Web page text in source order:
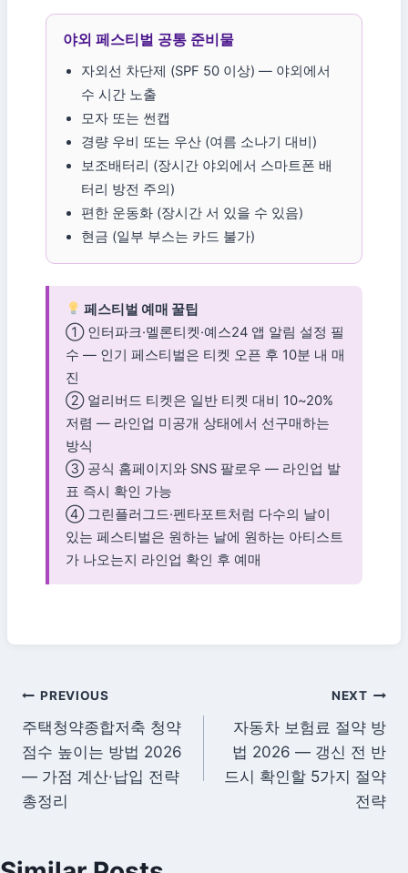
야외 페스티벌 공통 준비물
자외선 차단제 (SPF 50 이상) — 야외에서
수 시간 노출
모자 또는 썬캡
경량 우비 또는 우산 (여름 소나기 대비)
보조배터리 (장시간 야외에서 스마트폰 배
터리 방전 주의)
편한 운동화 (장시간 서 있을 수 있음)
현금 (일부 부스는 카드 불가)
페스티벌 예매 꿀팁
① 인터파크·멜론티켓·예스24 앱 알림 설정 필
수 — 인기 페스티벌은 티켓 오픈 후 10분 내 매
진
② 얼리버드 티켓은 일반 티켓 대비 10~20%
저렴 — 라인업 미공개 상태에서 선구매하는
방식
③ 공식 홈페이지와 SNS 팔로우 — 라인업 발
표 즉시 확인 가능
④ 그린플러그드·펜타포트처럼 다수의 날이
있는 페스티벌은 원하는 날에 원하는 아티스트
가 나오는지 라인업 확인 후 예매
글
탐
색
PREVIOUS
주택청약종합저축 청약
점수 높이는 방법 2026
— 가점 계산·납입 전략
총정리
NEXT
자동차 보험료 절약 방
법 2026 — 갱신 전 반
드시 확인할 5가지 절약
전략